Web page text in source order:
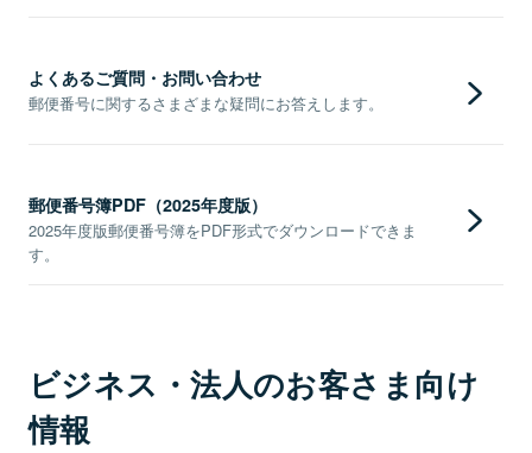
よくあるご質問・お問い合わせ
郵便番号に関するさまざまな疑問にお答えします。
郵便番号簿PDF（2025年度版）
2025年度版郵便番号簿をPDF形式でダウンロードできま
す。
ビジネス・法人のお客さま向け
情報